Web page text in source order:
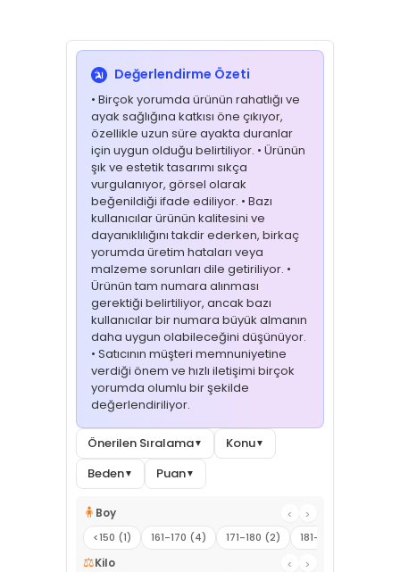
Değerlendirme Özeti
• Birçok yorumda ürünün rahatlığı ve
ayak sağlığına katkısı öne çıkıyor,
özellikle uzun süre ayakta duranlar
için uygun olduğu belirtiliyor. • Ürünün
şık ve estetik tasarımı sıkça
vurgulanıyor, görsel olarak
beğenildiği ifade ediliyor. • Bazı
kullanıcılar ürünün kalitesini ve
dayanıklılığını takdir ederken, birkaç
yorumda üretim hataları veya
malzeme sorunları dile getiriliyor. •
Ürünün tam numara alınması
gerektiği belirtiliyor, ancak bazı
kullanıcılar bir numara büyük almanın
daha uygun olabileceğini düşünüyor.
• Satıcının müşteri memnuniyetine
verdiği önem ve hızlı iletişimi birçok
yorumda olumlu bir şekilde
değerlendiriliyor.
Önerilen Sıralama▼ Konu▼
Beden▼ Puan▼
🧍 Boy ‹
›
<150 (1)
161-170 (4) 171-180 (2) 181-190 (2)
⚖️Kilo ‹
›